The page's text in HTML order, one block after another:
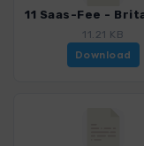
11.21 KB
Download